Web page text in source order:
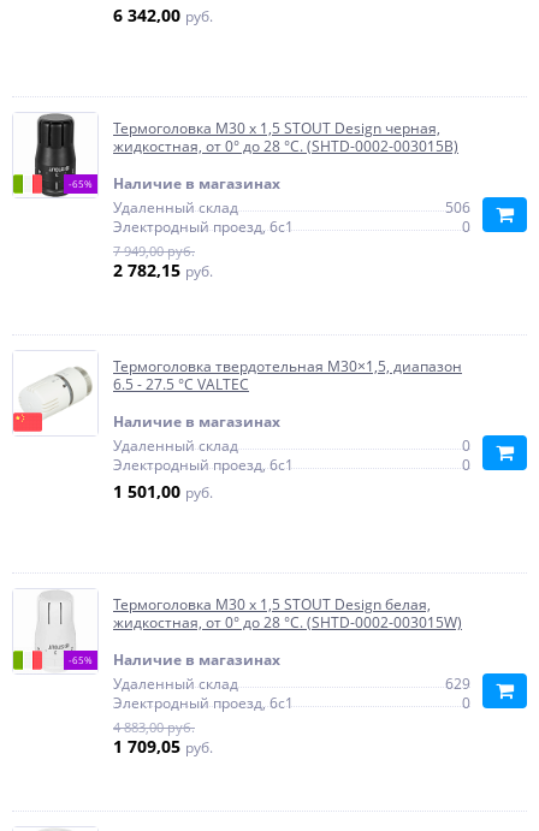
6 342,00 руб.
-65%
Термоголовка M30 x 1,5 STOUT Design черная,
жидкостная, от 0° до 28 °С. (SHTD-0002-003015B)
Наличие в магазинах
Удаленный склад
506
Электродный проезд, 6с1
0
7 949,00 руб.
2 782,15 руб.
Термоголовка твердотельная М30×1,5, диапазон
6.5 - 27.5 °C VALTEC
Наличие в магазинах
Удаленный склад
0
Электродный проезд, 6с1
0
1 501,00 руб.
-65%
Термоголовка M30 x 1,5 STOUT Design белая,
жидкостная, от 0° до 28 °С. (SHTD-0002-003015W)
Наличие в магазинах
Удаленный склад
629
Электродный проезд, 6с1
0
4 883,00 руб.
1 709,05 руб.